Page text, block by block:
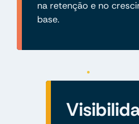
na retenção e no
base.